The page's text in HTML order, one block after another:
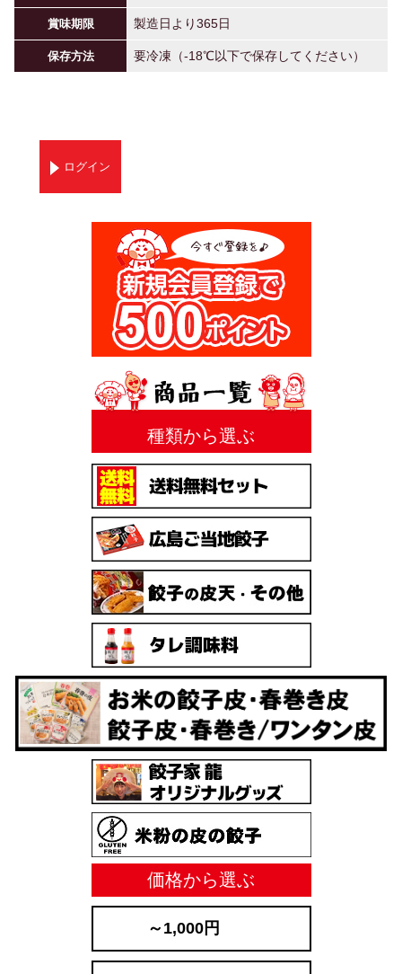
賞味期限 製造日より365日
保存方法 要冷凍（-18℃以下で保存してください）
ログイン
種類から選ぶ
価格から選ぶ
～1,000円